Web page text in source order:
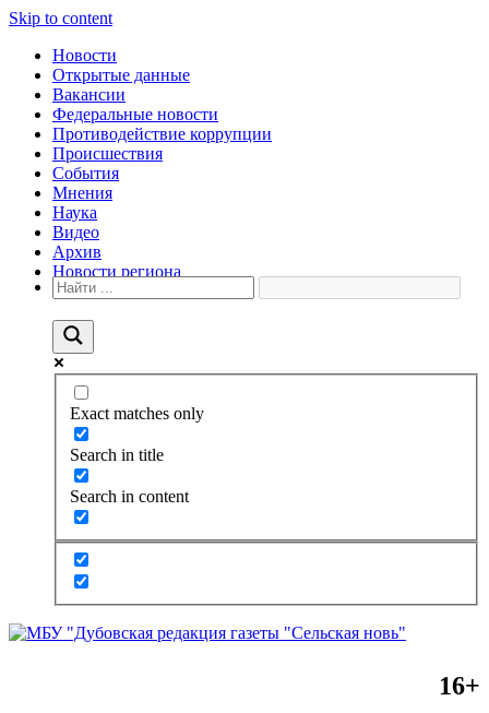
Skip to content
Новости
Открытые данные
Вакансии
Федеральные новости
Противодействие коррупции
Происшествия
События
Мнения
Наука
Видео
Архив
Новости региона
Exact matches only
Search in title
Search in content
16+